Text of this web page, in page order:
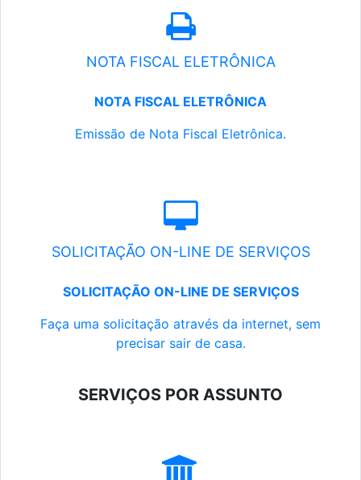
NOTA FISCAL ELETRÔNICA
NOTA FISCAL ELETRÔNICA
Emissão de Nota Fiscal Eletrônica.
SOLICITAÇÃO ON-LINE DE SERVIÇOS
SOLICITAÇÃO ON-LINE DE SERVIÇOS
Faça uma solicitação através da internet, sem
precisar sair de casa.
SERVIÇOS POR ASSUNTO